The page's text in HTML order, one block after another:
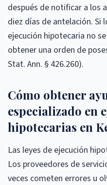
después de notificar a los
diez días de antelación. Si
ejecución hipotecaria no
obtener una orden de
Stat. Ann. § 426.260).
Cómo obtener
especializado en
hipotecarias en
Las leyes de ejecución
Los proveedores de
veces cometen errores u